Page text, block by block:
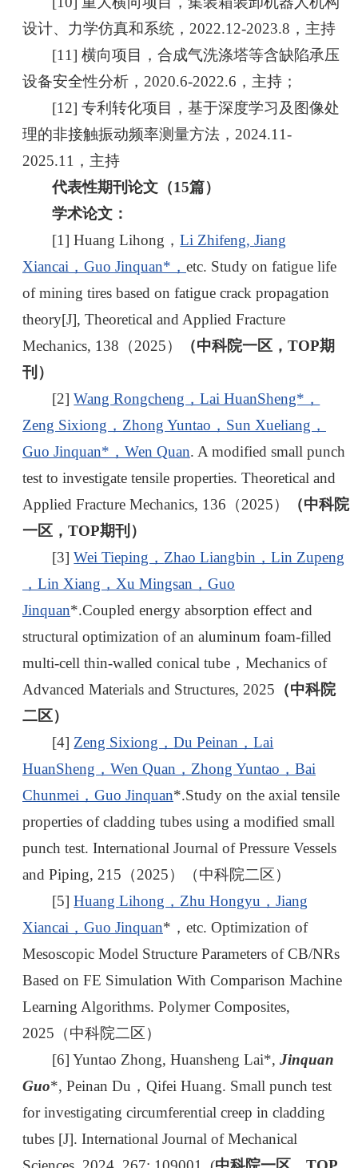
设计、力学仿真和系统，2022.12-2023.8，主持
[11] 横向项目，合成气洗涤塔等含缺陷承压
设备安全性分析，2020.6-2022.6，主持；
[12] 专利转化项目，基于深度学习及图像处
理的非接触振动频率测量方法，2024.11-
2025.11，主持
代表性期刊论文（15篇）
学术论文：
[1] Huang Lihong，Li Zhifeng,Jiang
Xiancai， Guo Jinquan*， etc. Study on fatigue life
of mining tires based on fatigue crack propagation
theory[J], Theoretical and Applied Fracture
Mechanics, 138（2025）
（中科院一区，TOP期
刊）
[2]Wang Rongcheng，Lai HuanSheng*，
Zeng Sixiong， Zhong Yuntao， Sun Xueliang，
Guo Jinquan*， Wen Quan. A modified small punch
test to investigate tensile properties. Theoretical and
Applied Fracture Mechanics, 136（2025）
（中科院
一区，TOP期刊）
[3]Wei Tieping， Zhao Liangbin，Lin Zupeng
， Lin Xiang， Xu Mingsan， Guo
Jinquan*.Coupled energy absorption effect and
structural optimization of an aluminum foam-filled
multi-cell thin-walled conical tube，Mechanics of
Advanced Materials and Structures, 2025 （中科院
二区）
[4] Zeng Sixiong，Du Peinan，Lai
HuanSheng， Wen Quan， Zhong Yuntao， Bai
Chunmei， Guo Jinquan*.Study on the axial tensile
properties of cladding tubes using a modified small
punch test. International Journal of Pressure Vessels
and Piping, 215（2025）（中科院二区）
[5]Huang Lihong， Zhu Hongyu，Jiang
Xiancai， Guo Jinquan*，etc. Optimization of
Mesoscopic Model Structure Parameters of CB/NRs
Based on FE Simulation With Comparison Machine
Learning Algorithms. Polymer Composites,
2025（中科院二区）
[6] Yuntao Zhong, Huansheng Lai*,Jinquan
Guo*, Peinan Du，Qifei Huang. Small punch test
for investigating circumferential creep in cladding
tubes [J]. International Journal of Mechanical